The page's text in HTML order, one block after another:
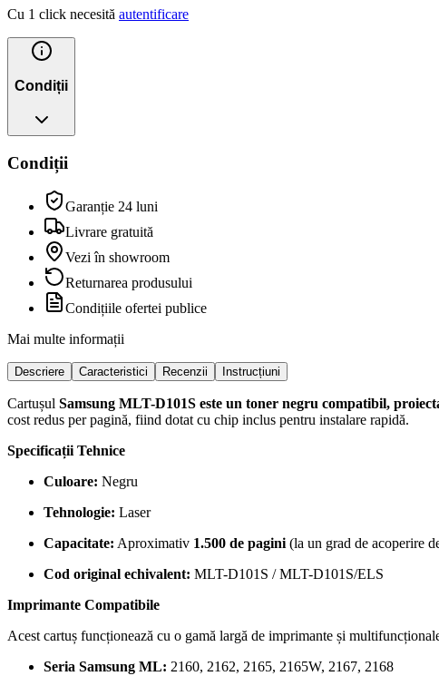
Cu 1 click necesită autentificare
Condiții
Condiții
Garanție 24 luni
Livrare gratuită
Vezi în showroom
Returnarea produsului
Condițiile ofertei publice
Mai multe informații
Descriere Caracteristici Recenzii Instrucțiuni
Cartușul Samsung MLT-D101S este un toner negru compatibil,
cost redus per pagină, fiind dotat cu chip inclus pentru instalare rapidă.
Specificații Tehnice
Culoare: Negru
Tehnologie: Laser
Capacitate: Aproximativ 1.500 de pagini (la un grad de acoperire
Cod original echivalent: MLT-D101S / MLT-D101S/ELS
Imprimante Compatibile
Acest cartuș funcționează cu o gamă largă de imprimante și
Seria Samsung ML: 2160, 2162, 2165, 2165W, 2167, 2168